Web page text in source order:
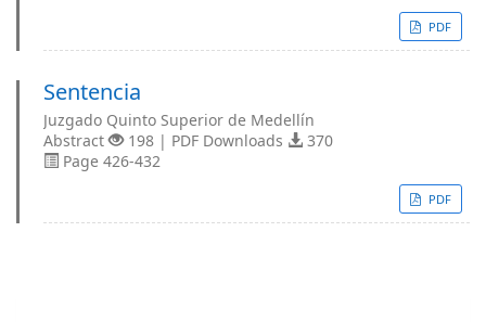
PDF
Sentencia
Juzgado Quinto Superior de Medellín
Abstract
198 | PDF Downloads
370
Page 426-432
PDF